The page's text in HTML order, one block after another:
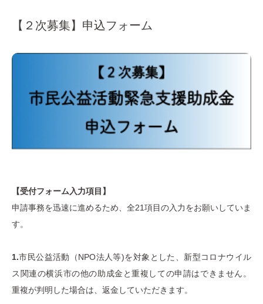
【２次募集】申込フォーム
【受付フォーム入力項目】
申請事務を迅速に進めるため、全21項目の入力をお願いしていま
す。
1.市民公益活動（NPO法人等)を対象とした、新型コロナウイル
ス関連の横浜市の他の助成金と重複しての申請はできません。
重複が判明した場合は、返金していただきます。